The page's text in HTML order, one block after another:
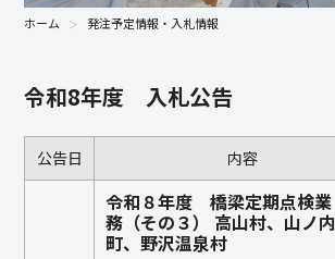
ホーム 発注予定情報・入札情報
令和8年度 入札公告
公告日 内容
令和８年度 橋梁定期点検業
務（その３） 高山村、山ノ内
町、野沢温泉村